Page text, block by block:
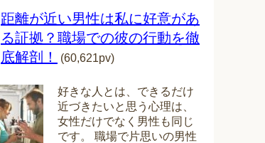
距離が近い男性は私に好意があ
る証拠？職場での彼の行動を徹
底解剖！
(60,621pv)
好きな人とは、できるだけ
近づきたいと思う心理は、
女性だけでなく男性も同じ
です。 職場で片思いの男性